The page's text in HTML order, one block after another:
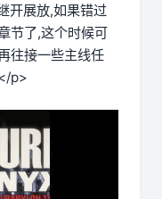
开展放,如果错过
节了,这个时候可
往接一些主线任
p>